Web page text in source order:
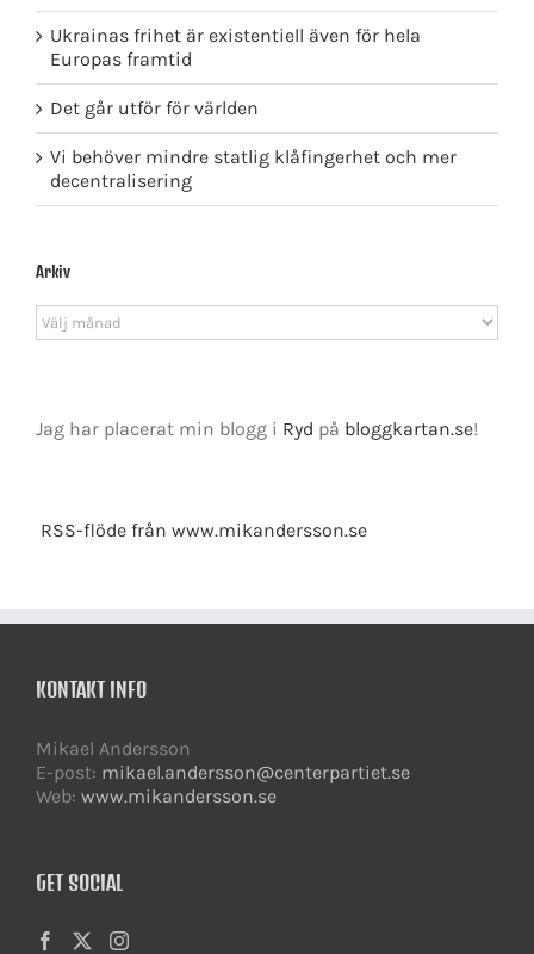
Ukrainas frihet är existentiell även för hela
Europas framtid
Det går utför för världen
Vi behöver mindre statlig klåfingerhet och mer
decentralisering
Arkiv
Arkiv
Jag har placerat min blogg i Ryd på bloggkartan.se!
RSS-flöde från www.mikandersson.se
KONTAKT INFO
Mikael Andersson
E-post: mikael.andersson@centerpartiet.se
Web: www.mikandersson.se
GET SOCIAL